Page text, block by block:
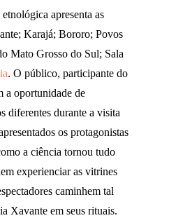
apresenta as
Karajá; Bororo; Povos
Mato Grosso do Sul; Sala
. O público, participante do
a oportunidade de
diferentes durante a visita
os protagonistas
a ciência tornou tudo
experienciar as vitrines
caminhem tal
Xavante em seus rituais.